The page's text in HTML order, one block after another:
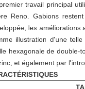
travail principal
Reno. Gabions
les améliorations
illustration d'une
hexagonale de double-
et également par